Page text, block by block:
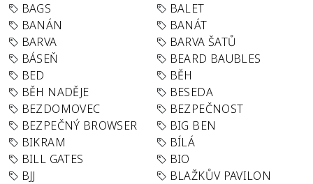
BAGS
BALET
BANÁN
BANÁT
BARVA
BARVA ŠATŮ
BÁSEŇ
BEARD BAUBLES
BED
BĚH
BĚH NADĚJE
BESEDA
BEZDOMOVEC
BEZPEČNOST
BEZPEČNÝ BROWSER
BIG BEN
BIKRAM
BÍLÁ
BILL GATES
BIO
BJJ
BLAŽKŮV PAVILON